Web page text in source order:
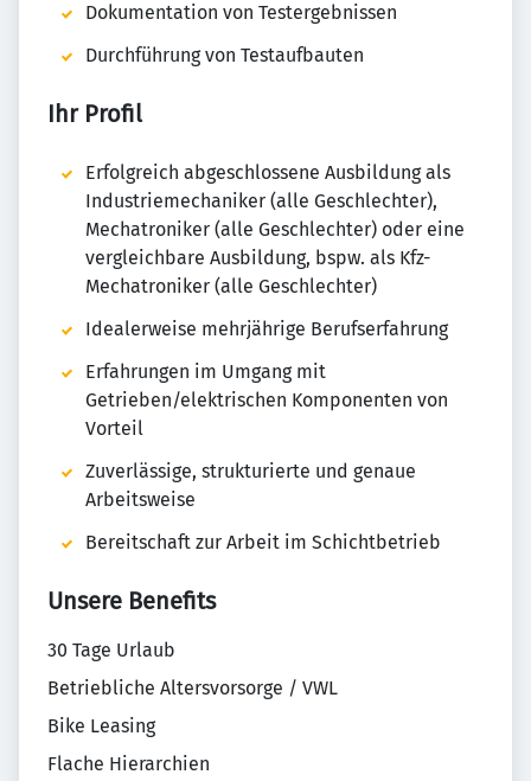
Dokumentation von Testergebnissen
Durchführung von Testaufbauten
Ihr Profil
Erfolgreich abgeschlossene Ausbildung als
Industriemechaniker (alle Geschlechter),
Mechatroniker (alle Geschlechter) oder eine
vergleichbare Ausbildung, bspw. als Kfz-
Mechatroniker (alle Geschlechter)
Idealerweise mehrjährige Berufserfahrung
Erfahrungen im Umgang mit
Getrieben/elektrischen Komponenten von
Vorteil
Zuverlässige, strukturierte und genaue
Arbeitsweise
Bereitschaft zur Arbeit im Schichtbetrieb
Unsere Benefits
30 Tage Urlaub
Betriebliche Altersvorsorge / VWL
Bike Leasing
Flache Hierarchien